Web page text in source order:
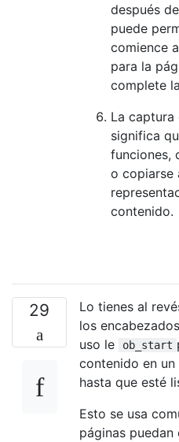
después
puede
comience
para la
complete
La captura
significa
funciones,
o copiarse
contenido.
29
Lo tienes al
los
uso le
ob_start
contenido en
hasta que esté
Esto se usa
páginas